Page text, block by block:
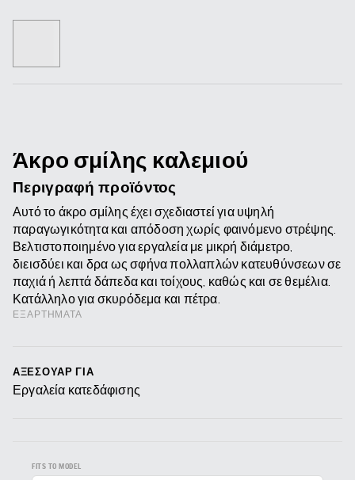
Άκρο σμίλης καλεμιού
Περιγραφή προϊόντος
Αυτό το άκρο σμίλης έχει σχεδιαστεί για υψηλή
παραγωγικότητα και απόδοση χωρίς φαινόμενο στρέψης.
Βελτιστοποιημένο για εργαλεία με μικρή διάμετρο,
διεισδύει και δρα ως σφήνα πολλαπλών κατευθύνσεων σε
παχιά ή λεπτά δάπεδα και τοίχους, καθώς και σε θεμέλια.
Κατάλληλο για σκυρόδεμα και πέτρα.
ΕΞΑΡΤΉΜΑΤΑ
ΑΞΕΣΟΥΆΡ ΓΙΑ
Εργαλεία κατεδάφισης
FITS TO MODEL